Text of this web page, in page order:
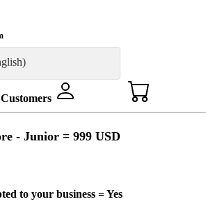
Customers
- Junior = 999 USD
to your business = Yes